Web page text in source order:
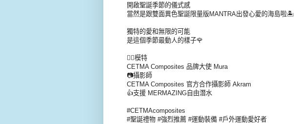
開啟聖誕季節的儀式感
當然是跟雙面異色聖誕限量版MANTRA出發心愛的海島啦🏝️
獨特的愛和無限的可能
是這個季節最動人的樣子🌹
🧜‍♀️模特
CETMA Composites 品牌大使 Mura
📷攝影師
CETMA Composites 官方合作攝影師 Akram
👍支援 MERMAZING自由潛水
#CETMAcomposites
#聖誕禮物 #強烈推薦 #運動裝備 #戶外運動愛好者